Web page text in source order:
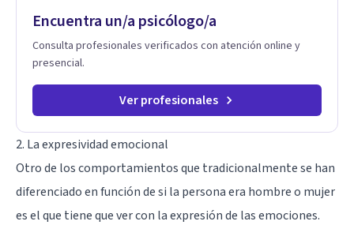
en cada etapa de tu vida.
Encuentra un/a psicólogo/a
Consulta profesionales verificados con atención online y
presencial.
Ver profesionales
2. La expresividad emocional
Otro de los comportamientos que tradicionalmente se han
diferenciado en función de si la persona era hombre o mujer
es el que tiene que ver con la expresión de las emociones.